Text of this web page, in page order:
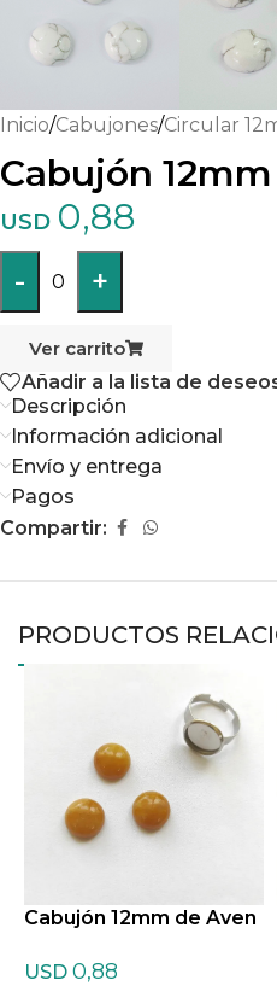
Inicio/Cabujones/Circular
Cabujón
USD 0,88
- 0 +
Ver carrito
Añadir a la lista de
Descripción
Información adicional
Envío y entrega
Pagos
Compartir:
PRODUCTOS
Cabujón 12mm de Aven
USD 0,88